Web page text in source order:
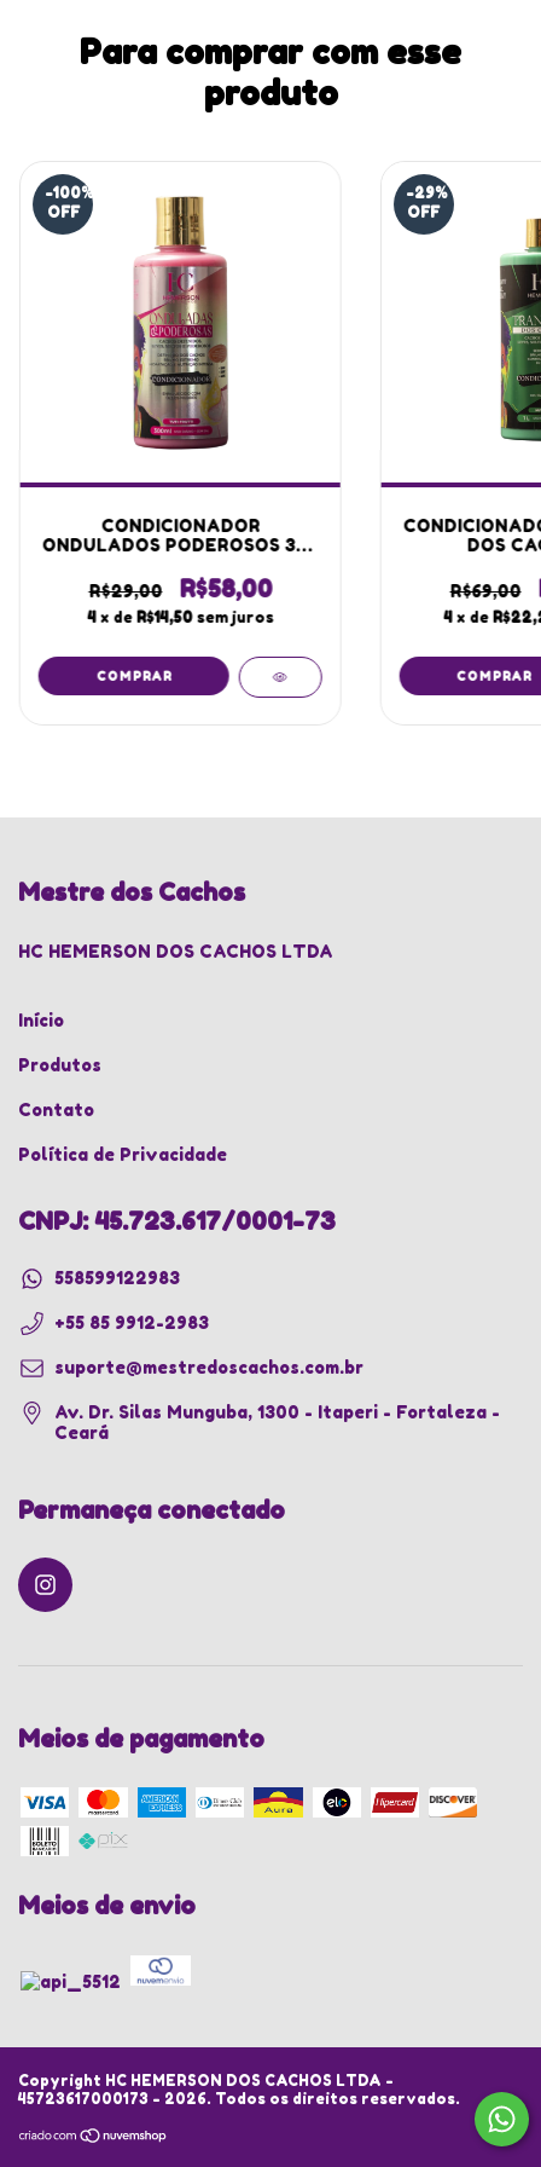
Para comprar com esse
produto
-100%
OFF
CONDICIONADOR
ONDULADOS PODEROSOS 300
R$29,00
R$58,00
4 x de R$14,50 sem juros
-29%
OFF
DOS
R$69,00
4 x de
Mestre dos Cachos
HC HEMERSON DOS CACHOS LTDA
Início
Produtos
Contato
Política de Privacidade
CNPJ: 45.723.617/0001-73
558599122983
+55 85 9912-2983
suporte@mestredoscachos.com.br
Av. Dr. Silas Munguba, 1300 - Itaperi - Fortaleza -
Ceará
Permaneça conectado
Meios de pagamento
Meios de envio
Copyright HC HEMERSON DOS CACHOS LTDA -
45723617000173 - 2026. Todos os direitos reservados.